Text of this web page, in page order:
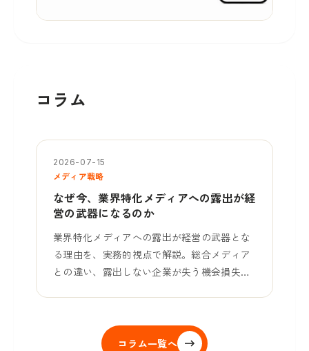
コラム
2026-07-15
メディア戦略
なぜ今、業界特化メディアへの露出が経
営の武器になるのか
業界特化メディアへの露出が経営の武器とな
る理由を、実務的視点で解説。総合メディア
との違い、露出しない企業が失う機会損失、
コラム一覧へ